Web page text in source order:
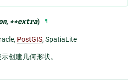
, **extra) ¶
PostGIS, SpatiaLite
创建几何形状。